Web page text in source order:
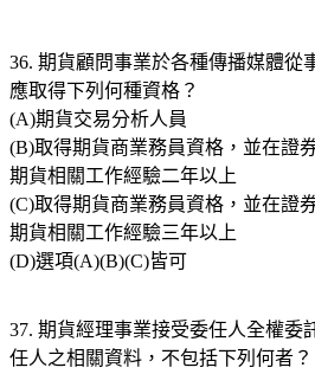
36. 期貨顧問事業於各種傳播媒體從
應取得下列何種資格？
(A)期貨交易分析人員
(B)取得期貨商業務員資格，並在證
期貨相關工作經驗二年以上
(C)取得期貨商業務員資格，並在證
期貨相關工作經驗三年以上
(D)選項(A)(B)(C)皆可
37. 期貨經理事業接受委任人全權委
任人之相關資料，不包括下列何者？